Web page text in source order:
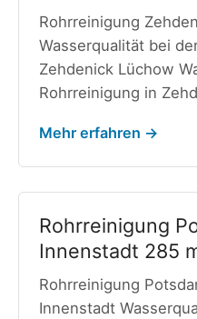
Rohrreinigung
Wasserqualität bei
Zehdenick Lüchow
Rohrreinigung in
Mehr erfahren →
Rohrreinigung
Innenstadt 285
Rohrreinigung
Innenstadt